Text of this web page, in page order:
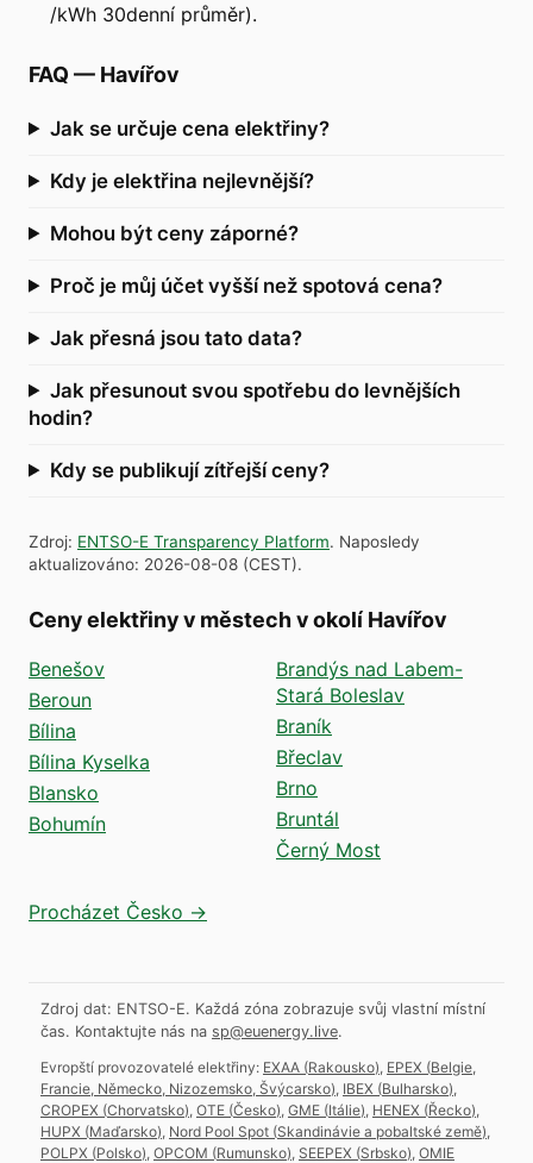
/kWh 30denní průměr).
FAQ — Havířov
Jak se určuje cena elektřiny?
Kdy je elektřina nejlevnější?
Mohou být ceny záporné?
Proč je můj účet vyšší než spotová cena?
Jak přesná jsou tato data?
Jak přesunout svou spotřebu do levnějších
hodin?
Kdy se publikují zítřejší ceny?
Zdroj: ENTSO-E Transparency Platform. Naposledy
aktualizováno: 2026-08-08 (CEST).
Ceny elektřiny v městech v okolí Havířov
Benešov
Beroun
Bílina
Bílina Kyselka
Blansko
Bohumín
Brandýs nad Labem-
Stará Boleslav
Braník
Břeclav
Brno
Bruntál
Černý Most
Procházet Česko →
Zdroj dat: ENTSO-E. Každá zóna zobrazuje svůj vlastní místní
čas. Kontaktujte nás na sp@euenergy.live.
Evropští provozovatelé elektřiny: EXAA (Rakousko) EPEX (Belgie,
Francie, Německo, Nizozemsko, Švýcarsko) IBEX (Bulharsko)
CROPEX (Chorvatsko) OTE (Česko) GME (Itálie) HENEX (Řecko)
HUPX (Maďarsko) Nord Pool Spot (Skandinávie a pobaltské země)
POLPX (Polsko) OPCOM (Rumunsko) SEEPEX (Srbsko) OMIE